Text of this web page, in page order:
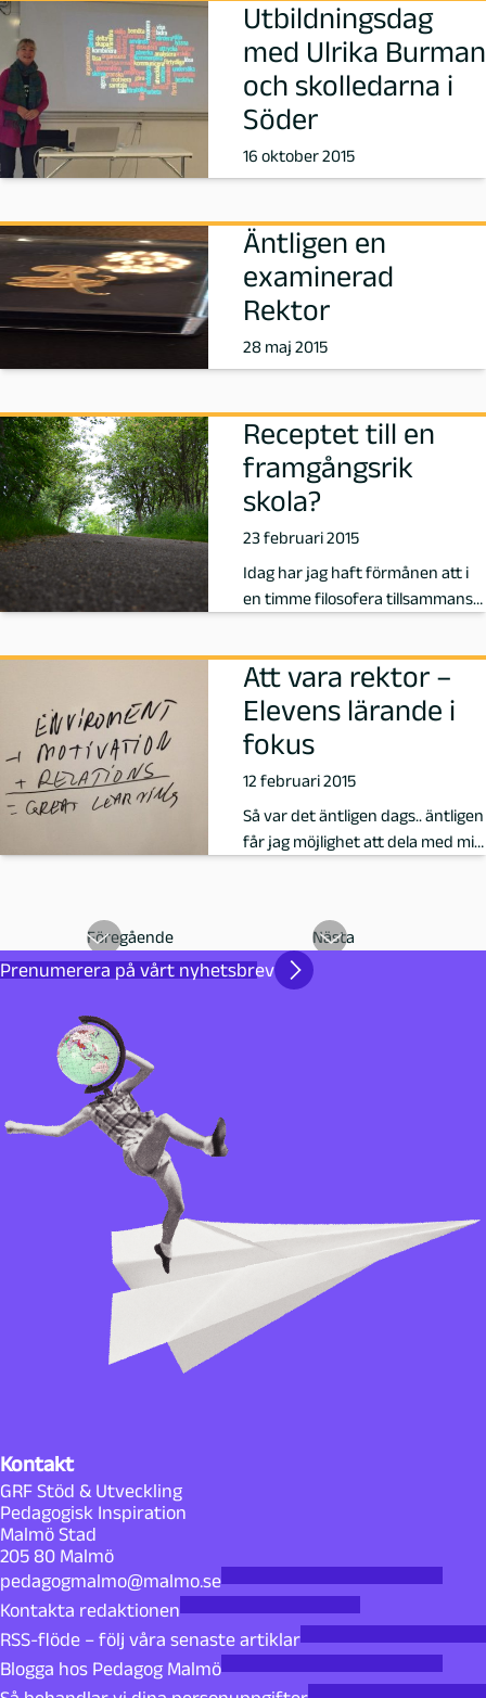
r
e
p
å
P
e
d
g
o
g
M
a
m
ö
Utbildningsdag
med Ulrika Burman
och skolledarna i
Söder
16 oktober 2015
Äntligen en
examinerad
Rektor
28 maj 2015
Receptet till en
framgångsrik
skola?
23 februari 2015
Idag har jag haft förmånen att i
en timme filosofera tillsammans
Att vara rektor –
Elevens lärande i
fokus
12 februari 2015
Så var det äntligen dags.. äntligen
får jag möjlighet att dela med mig
Föregående Nästa
Prenumerera på vårt nyhetsbrev
Kontakt
GRF Stöd & Utveckling
Pedagogisk Inspiration
Malmö Stad
205 80 Malmö
pedagogmalmo@malmo.se
Kontakta redaktionen
RSS-flöde – följ våra senaste artiklar
Blogga hos Pedagog Malmö